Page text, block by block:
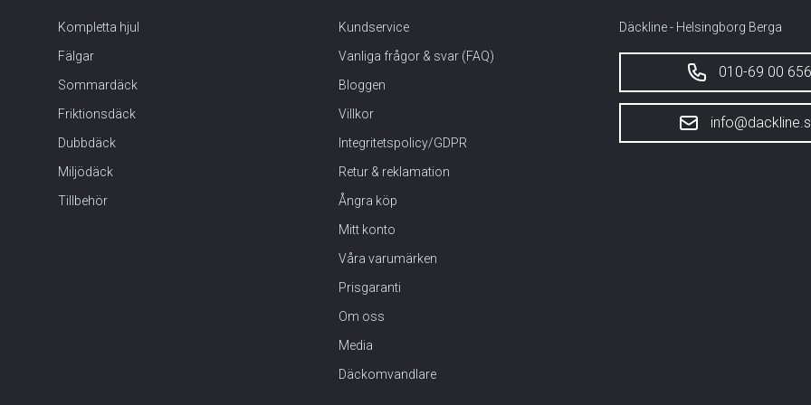
Kompletta hjul
Fälgar
Sommardäck
Friktionsdäck
Dubbdäck
Miljödäck
Tillbehör
Kundservice
Vanliga frågor & svar (FAQ)
Bloggen
Villkor
Integritetspolicy/GDPR
Retur & reklamation
Ångra köp
Mitt konto
Våra varumärken
Prisgaranti
Om oss
Media
Däckomvandlare
Däckline - Helsingborg Berga
010-69 00 656